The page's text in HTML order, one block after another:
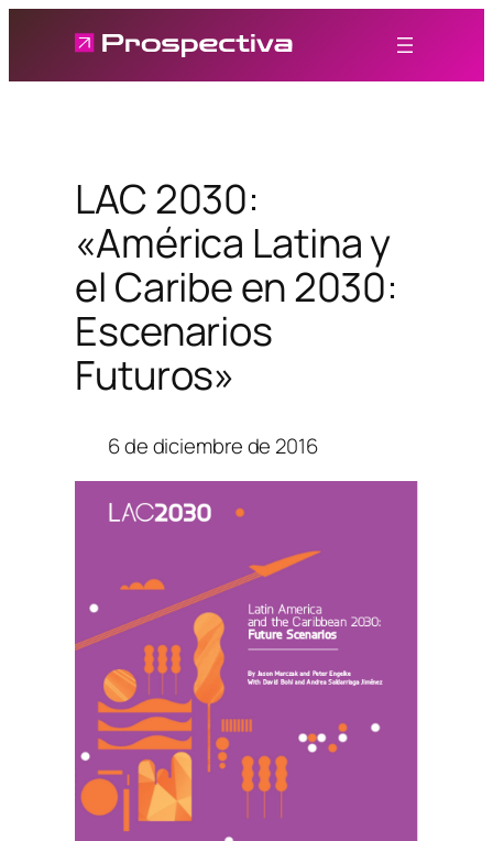
contenido
LAC 2030:
«América Latina y
el Caribe en 2030:
Escenarios
Futuros»
6 de diciembre de 2016